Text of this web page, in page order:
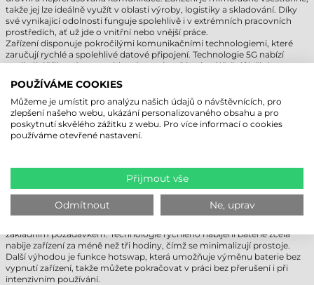
takže jej lze ideálně využít v oblasti výroby, logistiky a skladování. Díky
své vynikající odolnosti funguje spolehlivě i v extrémních pracovních
prostředích, ať už jde o vnitřní nebo vnější práce.
Zařízení disponuje pokročilými komunikačními technologiemi, které
zaručují rychlé a spolehlivé datové připojení. Technologie 5G nabízí
vynikající šířku pásma a nízkou latenci, což je obzvláště důležité pro
sledování zásob v reálném čase nebo přenos dat ve velkém měřítku. Wi-
Fi 6E zajišťuje nepřerušovaný provoz i v přetížených síťových
prostředích, zatímco Bluetooth 5.3 umožňuje snadné a stabilní připojení
k různým perifériím, jako jsou tiskárny nebo sluchátka.
Průmyslový mobilní terminál Honeywell CK67 je dostupný s
množstvím příslušenství, jako jsou dokovací stanice, pistolové rukojeti a
lze snadno integrovat do stávajících firemních systémů. Tato flexibilita a
modularita dělají ze zařízení nákladově efektivní a spolehlivou investici z
dlouhodobého hlediska a zároveň výrazně zvyšují efektivitu a
produktivitu společnosti.
Díky 7000 mAh baterii má zařízení výjimečně dlouhou dobu provozu,
základním požadavkem. Technologie rychlého nabíjení baterie zcela
nabije zařízení za méně než tři hodiny, čímž se minimalizují prostoje.
Další výhodou je funkce hotswap, která umožňuje výměnu baterie bez
vypnutí zařízení, takže můžete pokračovat v práci bez přerušení i při
intenzivním používání.
POUŽÍVÁME COOKIES
Můžeme je umístit pro analýzu našich údajů o návštěvnících, pro
zlepšení našeho webu, ukázání personalizovaného obsahu a pro
poskytnutí skvělého zážitku z webu. Pro více informací o cookies
používáme otevřené nastavení.
Přijmout vše
Odmítnout Ne, uprav